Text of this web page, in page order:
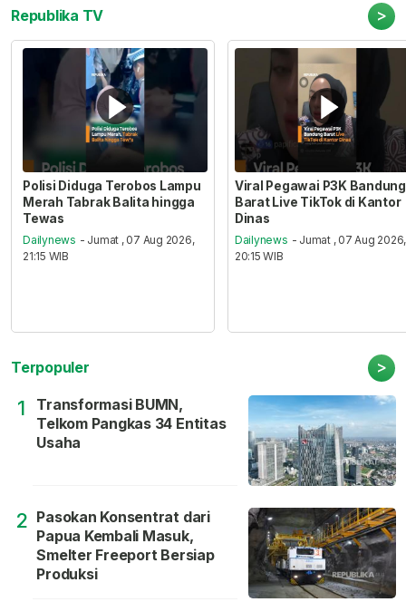
Republika TV >
Polisi Diduga Terobos Lampu
Merah Tabrak Balita hingga
Tewas
Dailynews - Jumat , 07 Aug 2026,
21:15 WIB
Viral Pegawai P3K Bandung
Barat Live TikTok di Kantor
Dinas
Dailynews - Jumat , 07 Aug 2026,
20:15 WIB
Terpopuler >
1
Transformasi BUMN,
Telkom Pangkas 34 Entitas
Usaha
2 Pasokan Konsentrat dari
Papua Kembali Masuk,
Smelter Freeport Bersiap
Produksi